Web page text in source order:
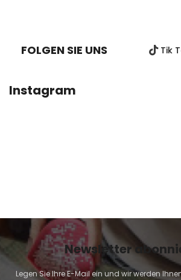
FOLGEN SIE UNS Tik
Instagram
Newsletter
Legen Sie Ihre E-Mail ein und wir werden